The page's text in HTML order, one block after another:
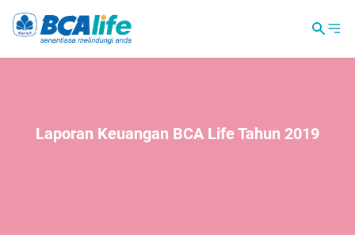
Laporan Keuangan BCA Life Tahun 2019